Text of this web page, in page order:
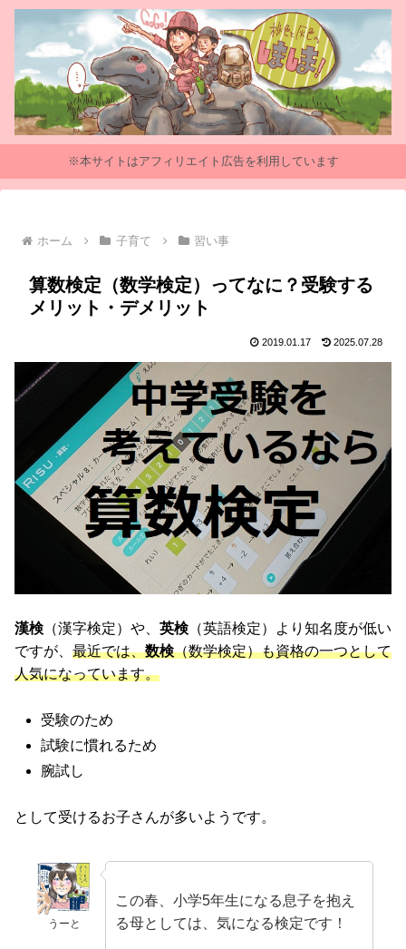
※本サイトはアフィリエイト広告を利用しています
ホーム 子育て 習い事
算数検定（数学検定）ってなに？受験する
メリット・デメリット
2019.01.17 2025.07.28
漢検 （漢字検定）や、 英検 （英語検定）より知名度が低い
ですが、 最近では、数検（数学検定）も資格の一つとして
人気になっています。
受験のため
試験に慣れるため
腕試し
として受けるお子さんが多いようです。
うーと
この春、小学5年生になる息子を抱え
る母としては、気になる検定です！